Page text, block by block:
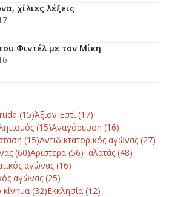
χίλιες λέξεις
Φιντέλ με τον Μίκη
(15)Άξιον Εστί(17)
(15)Αναγόρευση (16)
(15)Αντιδικτατορικός αγώνας (27)
(60)Αριστερά (56)Γαλατάς (48)
αγώνας (16)
αγώνας (25)
κίνημα (32)Εκκλησία (12)